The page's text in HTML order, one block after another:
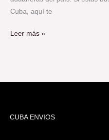
Cuba, aquí te
Leer más »
CUBA ENVIOS